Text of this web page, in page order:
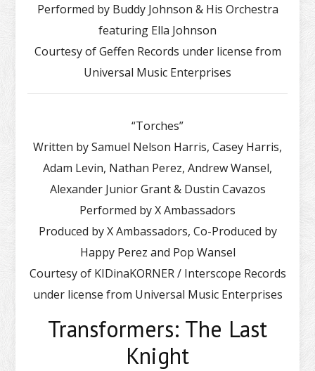
Performed by Buddy Johnson & His Orchestra
featuring Ella Johnson
Courtesy of Geffen Records under license from
Universal Music Enterprises
“Torches”
Written by Samuel Nelson Harris, Casey Harris,
Adam Levin, Nathan Perez, Andrew Wansel,
Alexander Junior Grant & Dustin Cavazos
Performed by X Ambassadors
Produced by X Ambassadors, Co-Produced by
Happy Perez and Pop Wansel
Courtesy of KIDinaKORNER / Interscope Records
under license from Universal Music Enterprises
Transformers: The Last
Knight